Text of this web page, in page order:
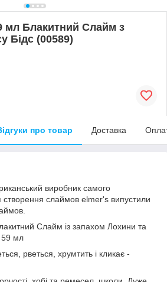
мл Блакитний Слайм з
Бідс (00589)
про товар Доставка
виробник самого
слаймов elmer's випустили
Слайм із запахом Лохини та
59 мл
рветься, хрумтить і кликає -